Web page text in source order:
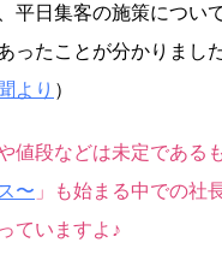
平日集客の施策につい
ったことが分かりました
より ）
値段などは未定である
〜 」も始まる中での社
ていますよ♪